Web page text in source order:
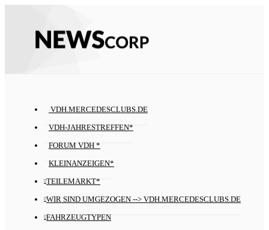
VDH.MERCEDESCLUBS.DE
VDH-JAHRESTREFFEN*
FORUM VDH *
KLEINANZEIGEN*
TEILEMARKT*
WIR SIND UMGEZOGEN --> VDH.MERCEDESCLUBS.DE
FAHRZEUGTYPEN